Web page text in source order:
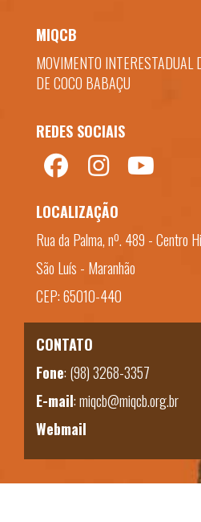
MIQCB
MOVIMENTO INTERESTADUAL
DE COCO BABAÇU
REDES SOCIAIS
LOCALIZAÇÃO
Rua da Palma, nº. 489 - Centro
São Luís - Maranhão
CEP: 65010-440
CONTATO
Fone: (98) 3268-3357
E-mail:miqcb@miqcb.org.br
Webmail